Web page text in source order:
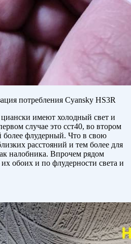
потребления Cyansky HS3R
имеют холодный свет и
случае это сст40, во втором
более флудерный. Что в свою
расстояний и тем более для
налобника. Впрочем рядом
обоих и по флудерности света и